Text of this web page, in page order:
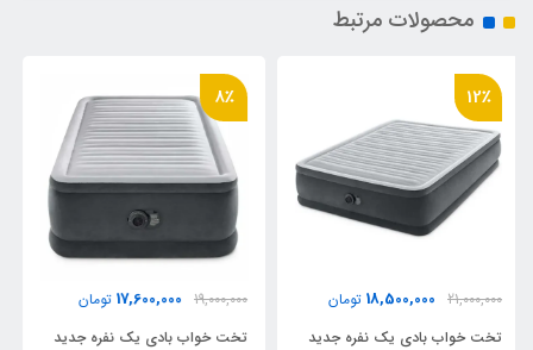
محصولات مرتبط
19,000,000
17,600,000
تخت خواب بادی یک نفره جدید
8٪
25,000,000
23,000,000
تخت خواب بادی دو نفره جدید